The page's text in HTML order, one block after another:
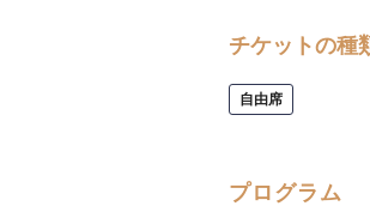
チケットの種
自由席
プログラム